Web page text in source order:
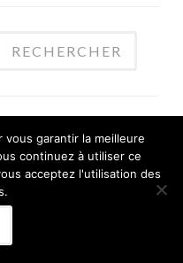
WORDPRESS
garantir la meilleure
continuez à utiliser ce
acceptez l'utilisation des